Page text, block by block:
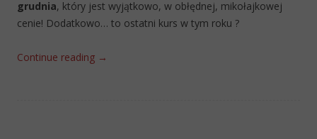
grudnia, który jest wyjątkowo, w obłędnej, mikołajkowej
cenie! Dodatkowo… to ostatni kurs w tym roku ?
Continue reading →